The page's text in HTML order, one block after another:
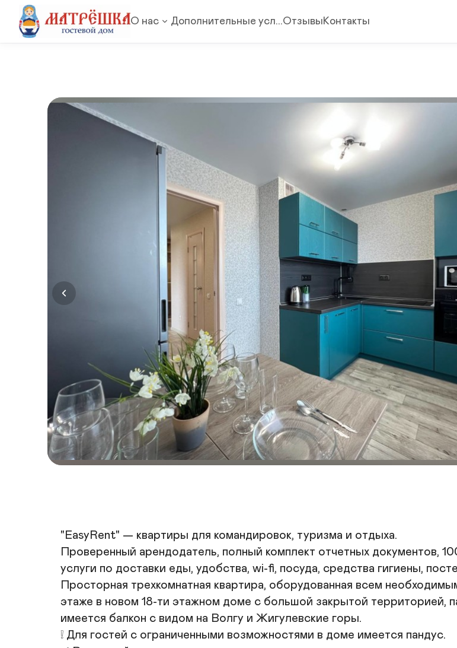
О нас Дополнительные усл...ОтзывыКонтакты
"EasyRent" — квартиры для командировок, туризма и отдыха.
Проверенный арендодатель, полный комплект отчетных документов,
услуги по доставки еды, удобства, wi-fi, посуда, средства гигиены,
Просторная трехкомнатная квартира, оборудованная всем
этаже в новом 18-ти этажном доме с большой закрытой территорией,
имеется балкон с видом на Волгу и Жигулевские горы.
❕ Для гостей с ограниченными возможностями в доме имеется пандус.